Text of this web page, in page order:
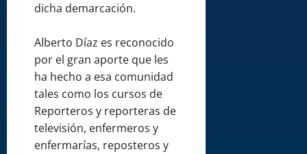
dicha demarcación.
Alberto Díaz es reconocido
por el gran aporte que les
ha hecho a esa comunidad
tales como los cursos de
Reporteros y reporteras de
televisión, enfermeros y
enfermarías, reposteros y